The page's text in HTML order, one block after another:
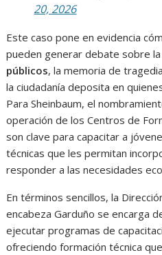
20, 2026
Este caso pone en evidencia
pueden generar debate sobre la
públicos, la memoria de
la ciudadanía deposita en
Para Sheinbaum, el
operación de los Centros de
son clave para capacitar a
técnicas que les permitan
responder a las necesidades
En términos sencillos, la
encabeza Garduño se encarga
ejecutar programas de
ofreciendo formación técnica